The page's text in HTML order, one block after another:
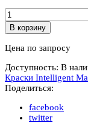
Количество
Краска
Intelligent
Matt
Emulsion
-
10литров
В корзину
Цена по запросу
Доступность: В
Краски Intelligent
Поделиться:
facebook
twitter